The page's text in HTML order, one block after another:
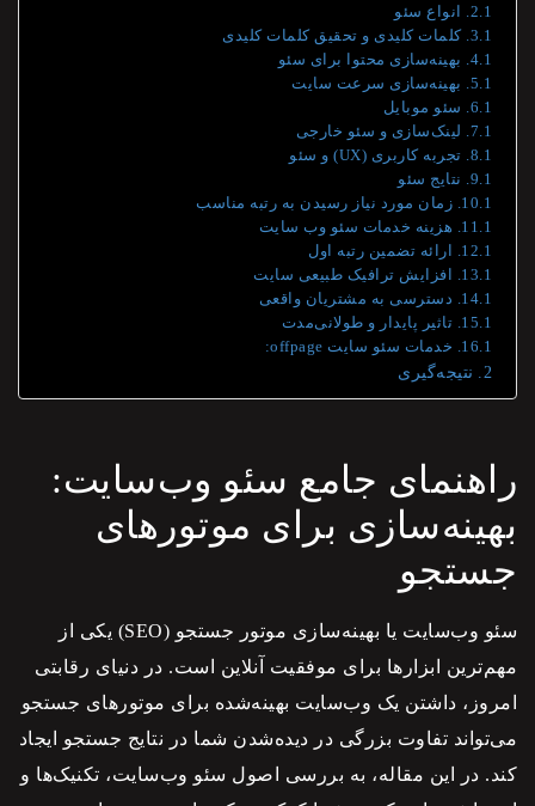
انواع سئو
کلمات کلیدی و تحقیق کلمات کلیدی
بهینه‌سازی محتوا برای سئو
بهینه‌سازی سرعت سایت
سئو موبایل
لینک‌سازی و سئو خارجی
تجربه کاربری (UX) و سئو
نتایج سئو
زمان مورد نیاز رسیدن به رتبه مناسب
هزینه خدمات سئو وب سایت
ارائه تضمین رتبه اول
افزایش ترافیک طبیعی سایت
دسترسی به مشتریان واقعی
تاثیر پایدار و طولانی‌مدت
خدمات سئو سایت offpage:
نتیجه‌گیری
راهنمای جامع سئو وب‌سایت:
بهینه‌سازی برای موتورهای
جستجو
سئو
وب‌سایت یا بهینه‌سازی موتور جستجو (SEO) یکی از
مهم‌ترین ابزارها برای موفقیت آنلاین است. در دنیای رقابتی
امروز، داشتن یک وب‌سایت بهینه‌شده برای موتورهای جستجو
می‌تواند تفاوت بزرگی در دیده‌شدن شما در نتایج جستجو ایجاد
کند. در این مقاله، به بررسی اصول سئو وب‌سایت، تکنیک‌ها و